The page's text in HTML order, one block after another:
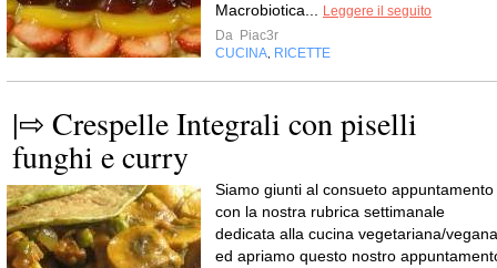
Macrobiotica...
Leggere il seguito
Da Piac3r
CUCINA RICETTE
|⇨ Crespelle Integrali con piselli
funghi e curry
Siamo giunti al consueto appuntamento
con la nostra rubrica settimanale
dedicata alla cucina vegetariana/vegana
ed apriamo questo nostro